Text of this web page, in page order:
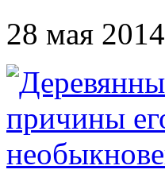
28 мая 2014